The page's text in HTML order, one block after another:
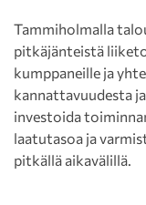
Tammiholmalla
pitkäjänteistä
kumppaneille ja
kannattavuudesta
investoida
laatutasoa ja
pitkällä aikavälillä.